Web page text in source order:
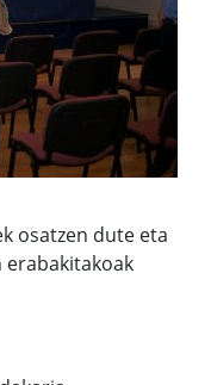
osatzen dute eta
erabakitakoak